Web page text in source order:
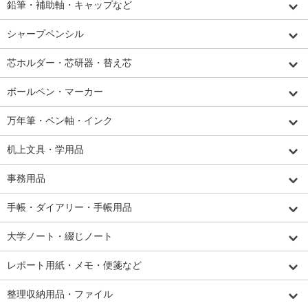
鉛筆・補助軸・キャップなど
シャープペンシル
芯ホルダー・芯研器・替え芯
ボールペン・マーカー
万年筆・ペン軸・インク
机上文具・学用品
事務用品
手帳・ダイアリー・手帳用品
大学ノート・綴じノート
レポート用紙・メモ・便箋など
整理収納用品・ファイル